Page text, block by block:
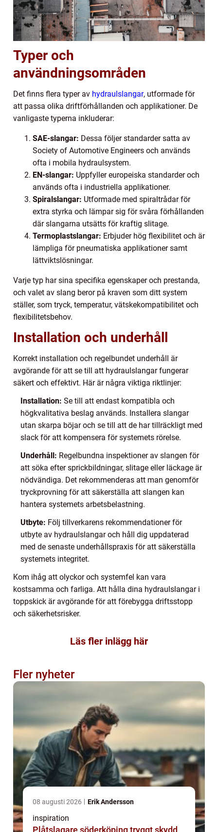
Typer och
användningsområden
Det finns flera typer av hydraulslangar, utformade för
att passa olika driftförhållanden och applikationer. De
vanligaste typerna inkluderar:
SAE-slangar: Dessa följer standarder satta av
Society of Automotive Engineers och används
ofta i mobila hydraulsystem.
EN-slangar: Uppfyller europeiska standarder och
används ofta i industriella applikationer.
Spiralslangar: Utformade med spiraltrådar för
extra styrka och lämpar sig för svåra förhållanden
där slangarna utsätts för kraftig slitage.
Termoplastslangar: Erbjuder hög flexibilitet och är
lämpliga för pneumatiska applikationer samt
lättviktslösningar.
Varje typ har sina specifika egenskaper och prestanda,
och valet av slang beror på kraven som ditt system
ställer, som tryck, temperatur, vätskekompatibilitet och
flexibilitetsbehov.
Installation och underhåll
Korrekt installation och regelbundet underhåll är
avgörande för att se till att hydraulslangar fungerar
säkert och effektivt. Här är några viktiga riktlinjer:
Installation: Se till att endast kompatibla och
högkvalitativa beslag används. Installera slangar
utan skarpa böjar och se till att de har tillräckligt med
slack för att kompensera för systemets rörelse.
Underhåll: Regelbundna inspektioner av slangen för
att söka efter sprickbildningar, slitage eller läckage är
nödvändiga. Det rekommenderas att man genomför
tryckprovning för att säkerställa att slangen kan
hantera systemets arbetsbelastning.
Utbyte: Följ tillverkarens rekommendationer för
utbyte av hydraulslangar och håll dig uppdaterad
med de senaste underhållspraxis för att säkerställa
systemets integritet.
Kom ihåg att olyckor och systemfel kan vara
kostsamma och farliga. Att hålla dina hydraulslangar i
toppskick är avgörande för att förebygga driftsstopp
och säkerhetsrisker.
Läs fler inlägg här
Fler nyheter
08 augusti 2026 Erik Andersson
inspiration
Plåtslagare söderköping tryggt skydd